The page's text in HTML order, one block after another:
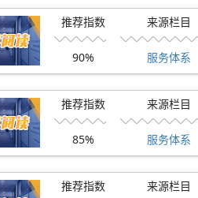
推荐指数
90%
来源栏目
服务体系
推荐指数
85%
来源栏目
服务体系
推荐指数 来源栏目